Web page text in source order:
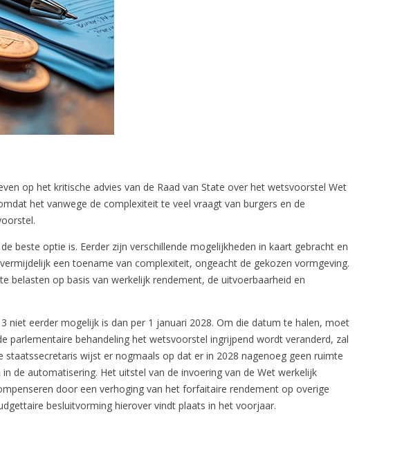
op het kritische advies van de Raad van State over het wetsvoorstel Wet
het vanwege de complexiteit te veel vraagt van burgers en de
beste optie is. Eerder zijn verschillende mogelijkheden in kaart gebracht en
een toename van complexiteit, ongeacht de gekozen vormgeving.
belasten op basis van werkelijk rendement, de uitvoerbaarheid en
niet eerder mogelijk is dan per 1 januari 2028. Om die datum te halen, moet
behandeling het wetsvoorstel ingrijpend wordt veranderd, zal
wijst er nogmaals op dat er in 2028 nagenoeg geen ruimte
de automatisering. Het uitstel van de invoering van de Wet werkelijk
door een verhoging van het forfaitaire rendement op overige
besluitvorming hierover vindt plaats in het voorjaar.